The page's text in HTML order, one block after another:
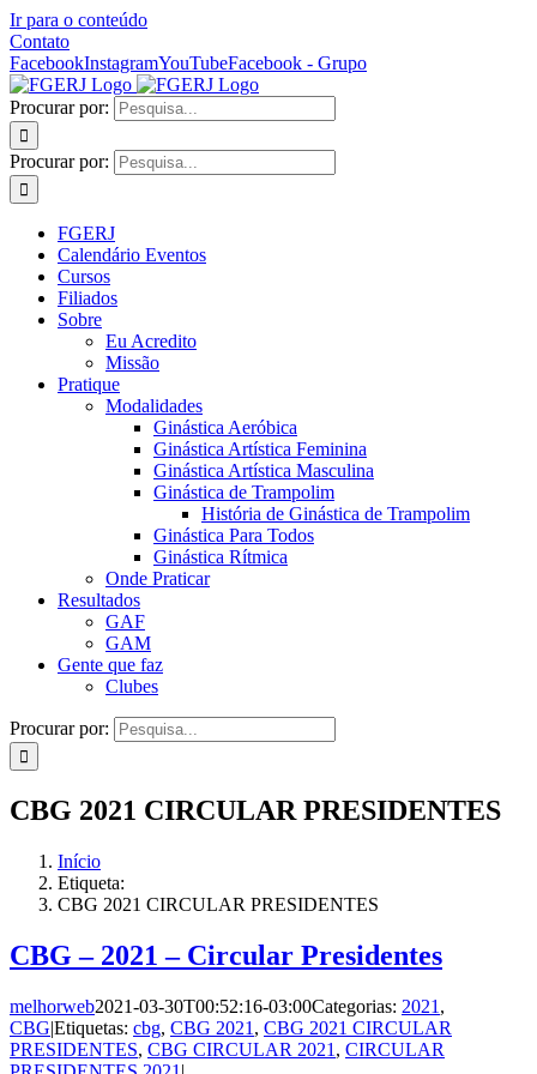
Ir para o conteúdo
Contato
FacebookInstagramYouTubeFacebook - Grupo
Procurar por:
Procurar por:
FGERJ
Calendário Eventos
Cursos
Filiados
Sobre
Eu Acredito
Missão
Pratique
Modalidades
Ginástica Aeróbica
Ginástica Artística Feminina
Ginástica Artística Masculina
Ginástica de Trampolim
História de Ginástica de Trampolim
Ginástica Para Todos
Ginástica Rítmica
Onde Praticar
Resultados
GAF
GAM
Gente que faz
Clubes
Procurar por:
CBG 2021 CIRCULAR PRESIDENTES
Início
Etiqueta:
CBG 2021 CIRCULAR PRESIDENTES
CBG – 2021 – Circular Presidentes
melhorweb2021-03-30T00:52:16-03:00Categorias: 2021 ,
CBG|Etiquetas: cbg, CBG 2021 , CBG 2021 CIRCULAR
PRESIDENTES, CBG CIRCULAR 2021 , CIRCULAR